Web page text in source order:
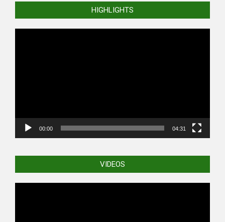
HIGHLIGHTS
00:00 04:31
VIDEOS